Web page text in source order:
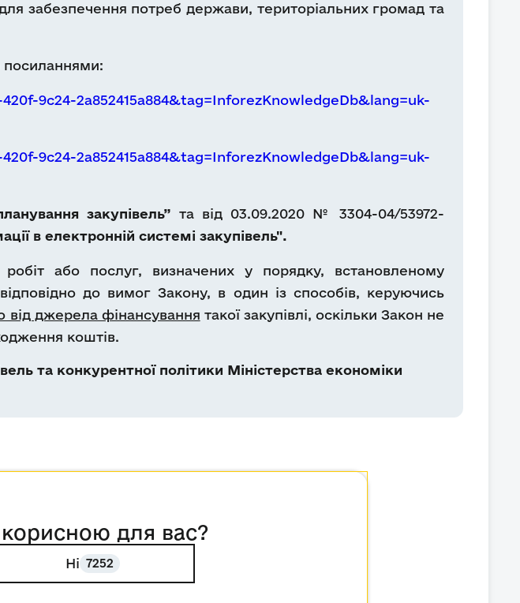
для забезпечення потреб держави, територіальних громад та
посиланнями:
9c24-2a852415a884&tag=InforezKnowledgeDb&lang=uk-
9c24-2a852415a884&tag=InforezKnowledgeDb&lang=uk-
закупівель” та від 03.09.2020 № 3304-04/53972-
в електронній системі закупівель".
або послуг, визначених у порядку, встановленому
до вимог Закону, в один із способів, керуючись
від джерела фінансування такої закупівлі, оскільки Закон не
коштів.
та конкурентної політики Міністерства економіки
для вас?
Ні 7252